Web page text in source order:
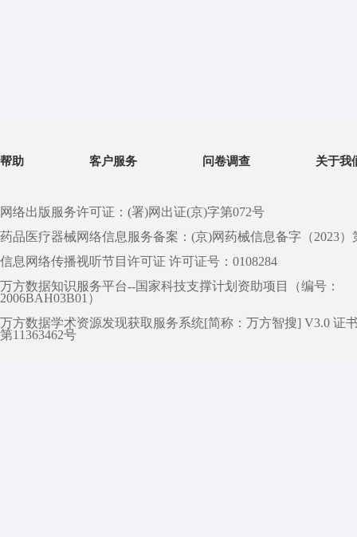
帮助 客户服务 问卷调查 关于我
网络出版服务许可证：(署)网出证(京)字第072号
药品医疗器械网络信息服务备案：(京)网药械信息备字（2023）
信息网络传播视听节目许可证 许可证号：0108284
万方数据知识服务平台--国家科技支撑计划资助项目（编号：
2006BAH03B01）
万方数据学术资源发现获取服务系统[简称：万方智搜] V3.0 证
第11363462号